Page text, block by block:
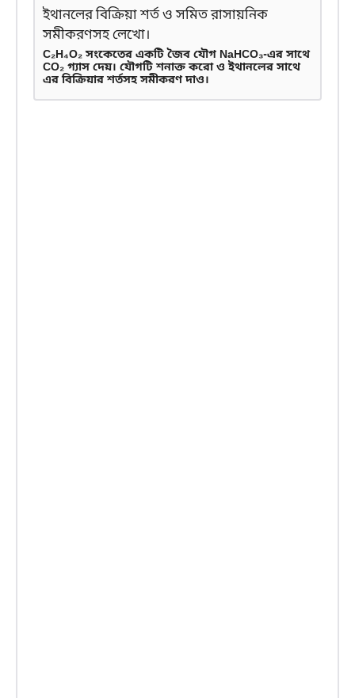
C₂H₄O₂ সংকেতের একটি জৈব যৌগ NaHCO₃-এর সাথে
CO₂ গ্যাস দেয়। যৌগটি শনাক্ত করো ও ইথানলের সাথে
এর বিক্রিয়ার শর্তসহ সমীকরণ দাও।